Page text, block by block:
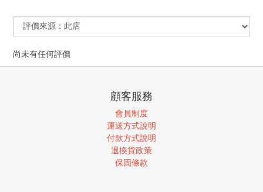
尚未有任何評價
顧客服務
會員制度
運送方式說明
付款方式說明
退換貨政策
保固條款